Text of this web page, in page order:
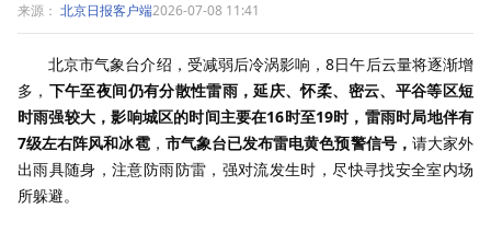
来源： 北京日报客户端2026-07-08 11:41
北京市气象台介绍，受减弱后冷涡影响，8日午后云量将逐渐增
多， 下午至夜间仍有分散性雷雨，延庆、怀柔、密云、平谷等区短
时雨强较大，影响城区的时间主要在16时至19时，雷雨时局地伴有
7级左右阵风和冰雹， 市气象台已发布雷电黄色预警信号， 请大家外
出雨具随身，注意防雨防雷，强对流发生时，尽快寻找安全室内场
所躲避。